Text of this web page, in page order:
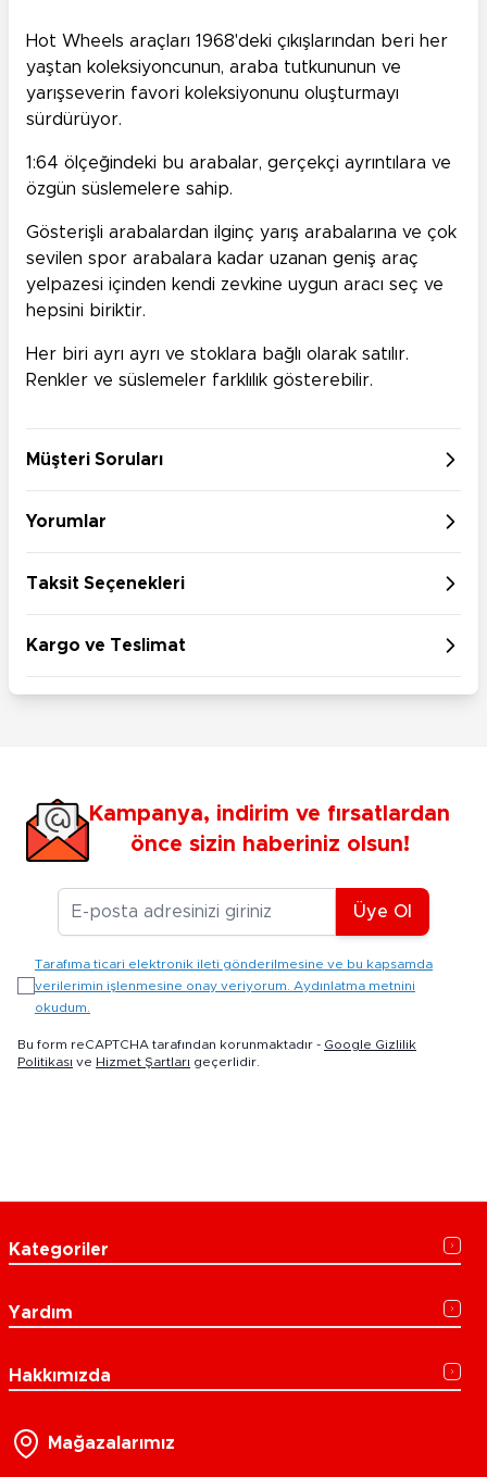
Hot Wheels araçları 1968'deki çıkışlarından beri her
yaştan koleksiyoncunun, araba tutkununun ve
yarışseverin favori koleksiyonunu oluşturmayı
sürdürüyor.
1:64 ölçeğindeki bu arabalar, gerçekçi ayrıntılara ve
özgün süslemelere sahip.
Gösterişli arabalardan ilginç yarış arabalarına ve çok
sevilen spor arabalara kadar uzanan geniş araç
yelpazesi içinden kendi zevkine uygun aracı seç ve
hepsini biriktir.
Her biri ayrı ayrı ve stoklara bağlı olarak satılır.
Renkler ve süslemeler farklılık gösterebilir.
Müşteri Soruları
Yorumlar
Taksit Seçenekleri
Kargo ve Teslimat
Kampanya, indirim ve fırsatlardan
önce sizin haberiniz olsun!
E-posta Adresiniz
Üye Ol
Tarafıma ticari elektronik ileti gönderilmesine ve bu kapsamda
verilerimin işlenmesine onay veriyorum. Aydınlatma metnini
okudum.
Bu form reCAPTCHA tarafından korunmaktadır - Google Gizlilik
Politikası ve Hizmet Şartları geçerlidir.
Kategoriler
Yardım
Hakkımızda
Mağazalarımız